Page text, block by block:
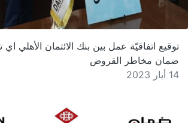
توقيع اتفاقيّة عمل بين بنك الائتمان الأهلي
ضمان مخاطر القروض
14 أيار 2023